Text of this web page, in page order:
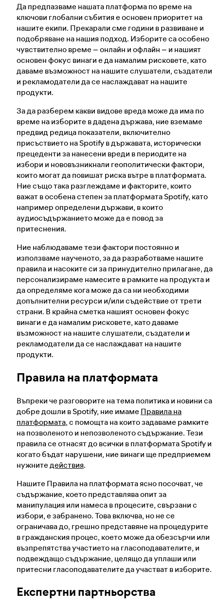
Да предпазваме нашата платформа по време на
ключови глобални събития е основен приоритет на
нашите екипи. Прекарали сме години в развиване и
подобряване на нашия подход. Изборите са особено
чувствително време – онлайн и офлайн – и нашият
основен фокус винаги е да намалим рисковете, като
даваме възможност на нашите слушатели, създатели
и рекламодатели да се наслаждават на нашите
продукти.
За да разберем какви видове вреда може да има по
време на изборите в дадена държава, ние вземаме
предвид редица показатели, включително
присъствието на Spotify в държавата, исторически
прецеденти за нанесени вреди в периодите на
избори и нововъзникнали геополитически фактори,
които могат да повишат риска вътре в платформата.
Ние също така разглеждаме и факторите, които
важат в особена степен за платформата Spotify, като
например определени държави, в които
аудиосъдържанието може да е повод за
притеснения.
Ние наблюдаваме тези фактори постоянно и
използваме наученото, за да разработваме нашите
правила и насоките си за принудително прилагане, да
персонализираме намесите в рамките на продукта и
да определяме кога може да са ни необходими
допълнителни ресурси и/или съдействие от трети
страни. В крайна сметка нашият основен фокус
винаги е да намалим рисковете, като даваме
възможност на нашите слушатели, създатели и
рекламодатели да се наслаждават на нашите
продукти.
Правила на платформата
Въпреки че разговорите на тема политика и новини са
добре дошли в Spotify, ние имаме Правила на
платформата, с помощта на които задаваме рамките
на позволеното и непозволеното съдържание. Тези
правила се отнасят до всички в платформата Spotify и
когато бъдат нарушени, ние винаги ще предприемем
нужнитедействия.
Нашите Правила на платформата ясно посочват, че
съдържание, което представлява опит за
манипулация или намеса в процесите, свързани с
избори, е забранено. Това включва, но не се
ограничава до, грешно представяне на процедурите
в гражданския процес, което може да обезсърчи или
възпрепятства участието на гласоподавателите, и
подвеждащо съдържание, целящо да уплаши или
притесни гласоподавателите да участват в изборите.
Експертни партньорства